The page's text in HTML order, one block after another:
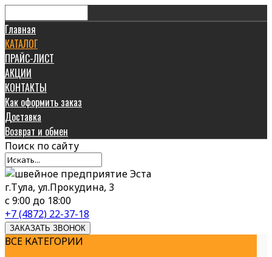
Главная
КАТАЛОГ
ПРАЙС-ЛИСТ
АКЦИИ
КОНТАКТЫ
Как оформить заказ
Доставка
Возврат и обмен
Поиск по сайту
г.Тула, ул.Прокудина, 3
с 9:00 до 18:00
+7 (4872) 22-37-18
ЗАКАЗАТЬ ЗВОНОК
ВСЕ КАТЕГОРИИ